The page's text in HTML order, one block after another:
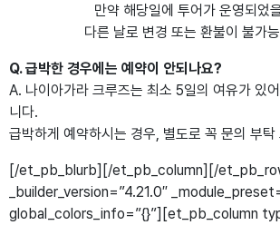
만약 해당일에 투어가 운영되었
다른 날로 변경 또는 환불이 불가
Q. 급박한 경우에는 예약이 안되나요?
A. 나이아가라 크루즈는 최소 5일의 여유가 있
니다.
급박하게 예약하시는 경우, 별도로 꼭 문의 부탁
[/et_pb_blurb][/et_pb_column][/
_builder_version=”4.21.0″
global_colors_info=”{}”][et_pb_column